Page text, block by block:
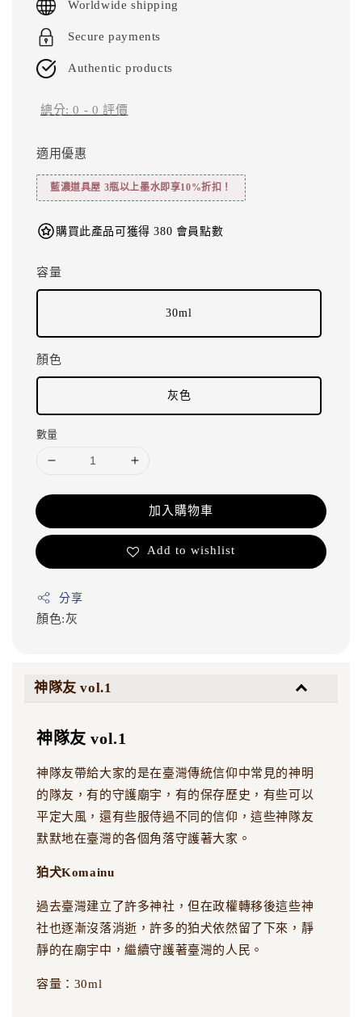
Worldwide shipping
Secure payments
Authentic products
總分:0 - 0 評價
適用優惠
藍濃道具屋 3瓶以上墨水即享10%折扣！
購買此產品可獲得 380 會員點數
容量
30ml
顏色
灰色
數量
加入購物車
Add to wishlist
分享
顏色:灰
神隊友 vol.1
神隊友 vol.1
神隊友帶給大家的是在臺灣傳統信仰中常見的神明
的隊友，有的守護廟宇，有的保存歷史，有些可以
平定大風，還有些服侍過不同的信仰，這些神隊友
默默地在臺灣的各個角落守護著大家。
狛犬Komainu
過去臺灣建立了許多神社，但在政權轉移後這些神
社也逐漸沒落消逝，許多的狛犬依然留了下來，靜
靜的在廟宇中，繼續守護著臺灣的人民。
容量：30ml